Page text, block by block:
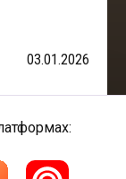
03.01.2026